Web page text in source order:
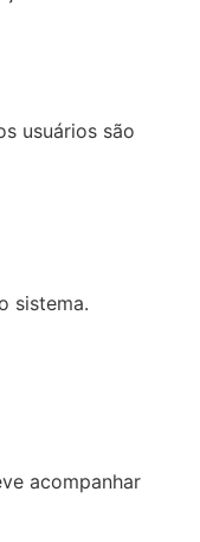
usuários são
sistema.
acompanhar